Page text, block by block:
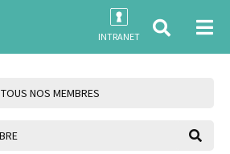
INTRANET
TOUS NOS MEMBRES